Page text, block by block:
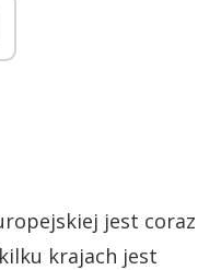
jest coraz
krajach jest